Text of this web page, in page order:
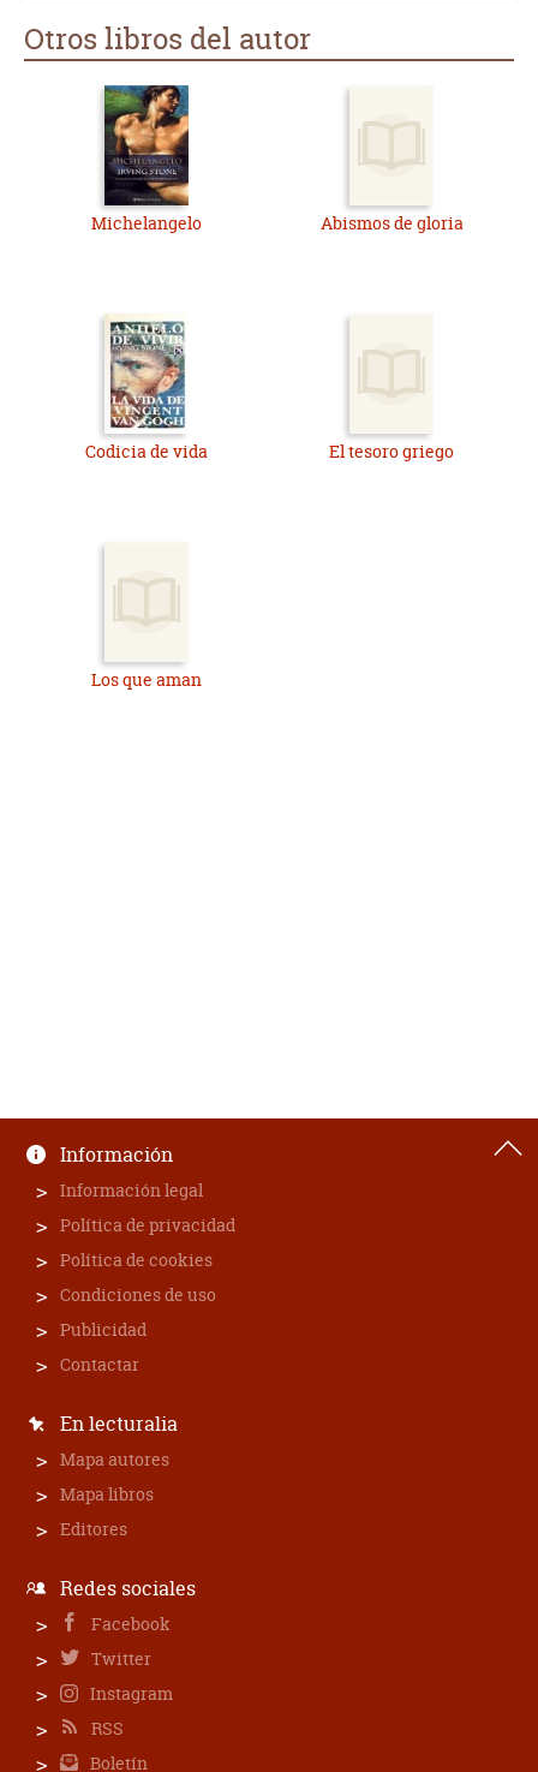
Otros libros del autor
Michelangelo Abismos de gloria
Codicia de vida El tesoro griego
Los que aman
Información
Información legal
Política de privacidad
Política de cookies
Condiciones de uso
Publicidad
Contactar
En lecturalia
Mapa autores
Mapa libros
Editores
Redes sociales
Facebook
Twitter
Instagram
RSS
Boletín